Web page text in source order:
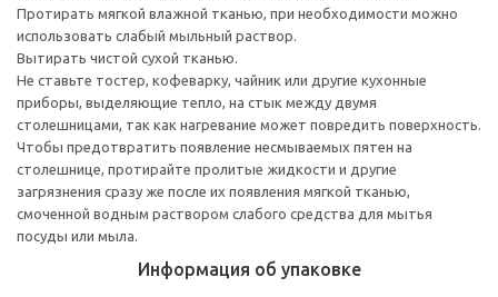
Протирать мягкой влажной тканью, при необходимости можно
использовать слабый мыльный раствор.
Вытирать чистой сухой тканью.
Не ставьте тостер, кофеварку, чайник или другие кухонные
приборы, выделяющие тепло, на стык между двумя
столешницами, так как нагревание может повредить поверхность.
Чтобы предотвратить появление несмываемых пятен на
столешнице, протирайте пролитые жидкости и другие
загрязнения сразу же после их появления мягкой тканью,
смоченной водным раствором слабого средства для мытья
посуды или мыла.
Информация об упаковке